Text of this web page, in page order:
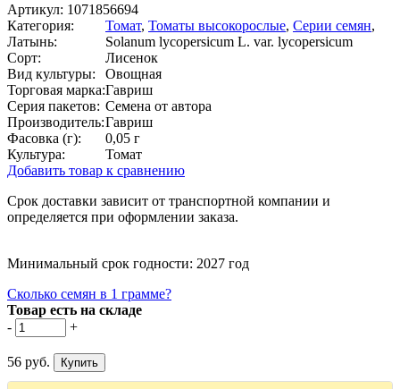
Артикул: 1071856694
Категория:
Томат, Томаты высокорослые, Серии семян,
Латынь:
Solanum lycopersicum L. var. lycopersicum
Сорт:
Лисенок
Вид культуры:
Овощная
Торговая марка:Гавриш
Серия пакетов: Семена от автора
Производитель:Гавриш
Фасовка (г):
0,05 г
Культура:
Томат
Добавить товар к сравнению
Срок доставки зависит от транспортной компании и
определяется при оформлении заказа.
Минимальный срок годности: 2027 год
Сколько семян в 1 грамме?
Товар есть на складе
-
+
56 руб.